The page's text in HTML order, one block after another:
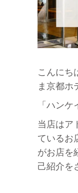
こんにち
ま京都ホ
「ハン
当店はア
ているお
がお店を
己紹介を